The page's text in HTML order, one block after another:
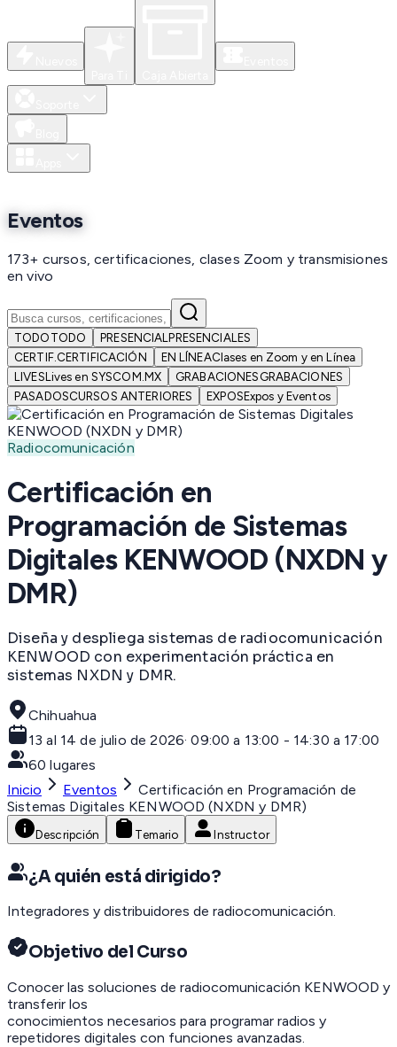
Eventos
173+ cursos, certificaciones, clases Zoom y transmisiones
en vivo
TODOTODO PRESENCIALPRESENCIALES
CERTIF. CERTIFICACIÓN EN LÍNEAClases en Zoom y en Línea
LIVESLives en SYSCOM.MX GRABACIONESGRABACIONES
PASADOSCURSOS ANTERIORES EXPOSExpos y Eventos
Radiocomunicación
Certificación en
Programación de Sistemas
Digitales KENWOOD (NXDN y
DMR)
Diseña y despliega sistemas de radiocomunicación
KENWOOD con experimentación práctica en
sistemas NXDN y DMR.
Chihuahua
13 al 14 de julio de 2026·09:00 a 13:00 - 14:30 a 17:00
60 lugares
Inicio
Eventos
Certificación en Programación de
Sistemas Digitales KENWOOD (NXDN y DMR)
Descripción Temario Instructor
¿A quién está dirigido?
Integradores y distribuidores de radiocomunicación.
Objetivo del Curso
Conocer las soluciones de radiocomunicación KENWOOD y
transferir los
conocimientos necesarios para programar radios y
repetidores digitales con funciones avanzadas.